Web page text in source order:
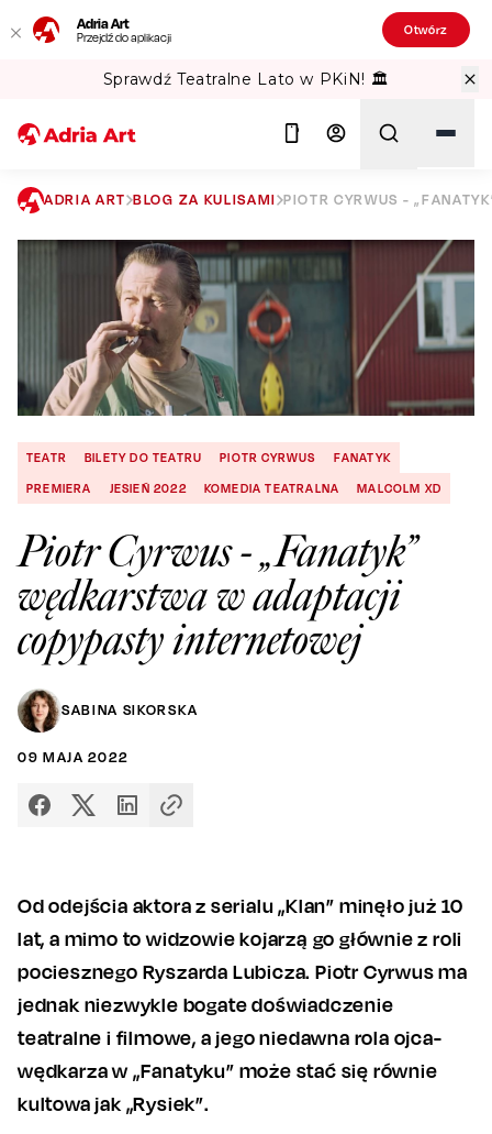
Adria Art
Przejdź do aplikacji Otwórz
Sprawdź Teatralne Lato w PKiN! 🏛️
Szukaj
ADRIA ART BLOG ZA KULISAMI PIOTR CYRWUS -
TEATR BILETY DO TEATRU PIOTR CYRWUS
FANATYK
PREMIERA
JESIEŃ 2022 KOMEDIA TEATRALNA MALCOLM XD
Piotr Cyrwus - „Fanatyk”
wędkarstwa w adaptacji
copypasty internetowej
SABINA SIKORSKA
09 MAJA 2022
Od odejścia aktora z serialu „Klan” minęło już 10
lat, a mimo to widzowie kojarzą go głównie z roli
pociesznego Ryszarda Lubicza. Piotr Cyrwus ma
jednak niezwykle bogate doświadczenie
teatralne i filmowe, a jego niedawna rola ojca-
wędkarza w „Fanatyku” może stać się równie
kultowa jak „Rysiek”.